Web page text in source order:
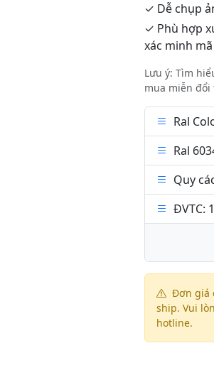
✓ Dễ chụp
✓ Phù hợp
xác minh
Lưu ý: Tìm
mua miễn đổi
Ral
Ral
Quy
ĐVTC:
Đơn giá
ship. Vui
hotline.